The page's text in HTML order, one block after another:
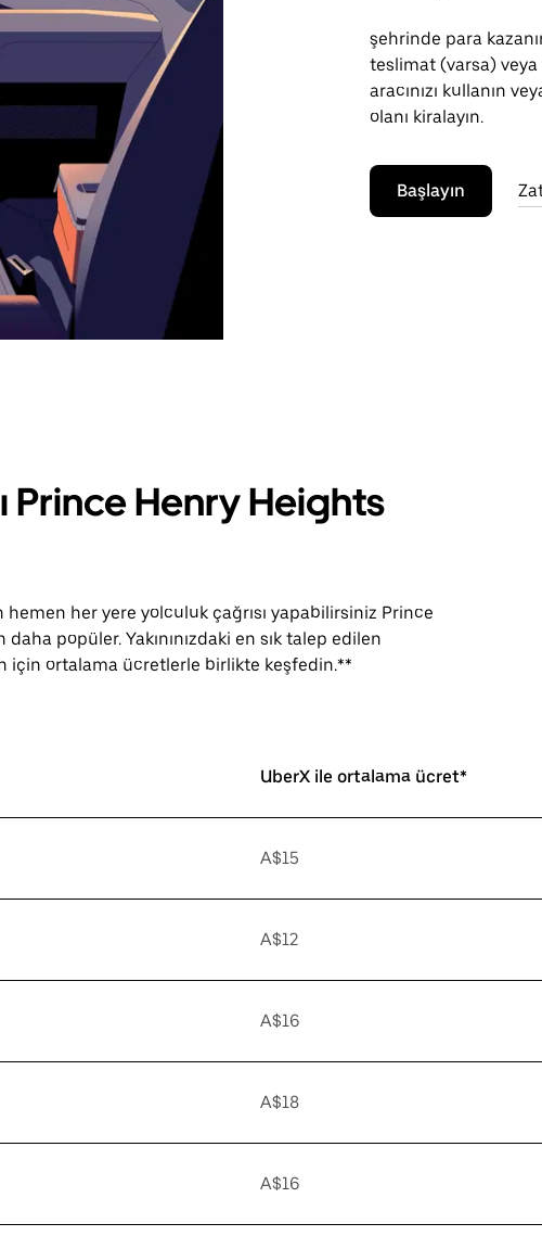
şehrinde para
teslimat (varsa) veya
aracınızı kullanın
olanı kiralayın.
Başlayın
Prince Henry Heights
her yere yolculuk çağrısı yapabilirsiniz Prince
popüler. Yakınınızdaki en sık talep edilen
için ortalama ücretlerle birlikte keşfedin.**
UberX ile ortalama ücret*
A$15
A$12
A$16
A$18
A$16